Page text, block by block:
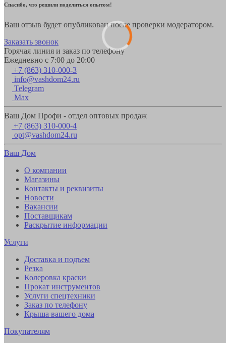
Спасибо, что решили поделиться опытом!
Ваш отзыв будет опубликован после проверки модератором.
Заказать звонок
Горячая линия и заказ по телефону
Ежедневно с 7:00 до 20:00
+7 (863) 310-000-3
info@vashdom24.ru
Telegram
Max
Ваш Дом Профи - отдел оптовых продаж
+7 (863) 310-000-4
opt@vashdom24.ru
Ваш Дом
О компании
Магазины
Контакты и реквизиты
Новости
Вакансии
Поставщикам
Раскрытие информации
Услуги
Доставка и подъем
Резка
Колеровка краски
Прокат инструментов
Услуги спецтехники
Заказ по телефону
Крыша вашего дома
Покупателям